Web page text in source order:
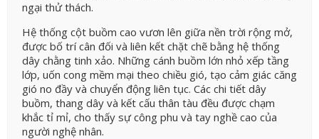
ngại thử thách.
Hệ thống cột buồm cao vươn lên giữa nền trời rộng mở,
được bố trí cân đối và liên kết chặt chẽ bằng hệ thống
dây chằng tinh xảo. Những cánh buồm lớn nhỏ xếp tầng
lớp, uốn cong mềm mại theo chiều gió, tạo cảm giác căng
gió no đầy và chuyển động liên tục. Các chi tiết dây
buồm, thang dây và kết cấu thân tàu đều được chạm
khắc tỉ mỉ, cho thấy sự công phu và tay nghề cao của
người nghệ nhân.